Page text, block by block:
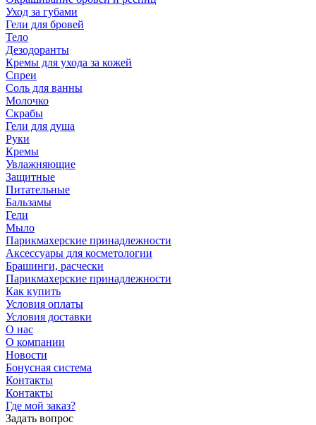
Уход за губами
Гели для бровей
Тело
Дезодоранты
Кремы для ухода за кожей
Спреи
Соль для ванны
Молочко
Скрабы
Гели для душа
Руки
Кремы
Увлажняющие
Защитные
Питательные
Бальзамы
Гели
Мыло
Парикмахерские принадлежности
Аксессуары для косметологии
Брашинги, расчески
Парикмахерские принадлежности
Как купить
Условия оплаты
Условия доставки
О нас
О компании
Новости
Бонусная система
Контакты
Контакты
Где мой заказ?
Задать вопрос